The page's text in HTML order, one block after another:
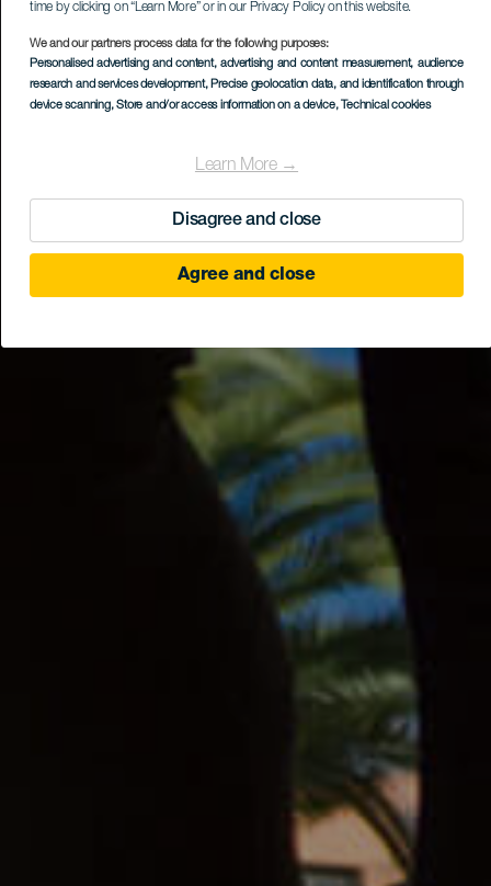
time by clicking on “Learn More” or in our Privacy Policy on this website.
We and our partners process data for the following purposes:
Personalised advertising and content, advertising and content measurement, audience
research and services development, Precise geolocation data, and identification through
device scanning, Store and/or access information on a device, Technical cookies
Learn More →
Disagree and close
Agree and close